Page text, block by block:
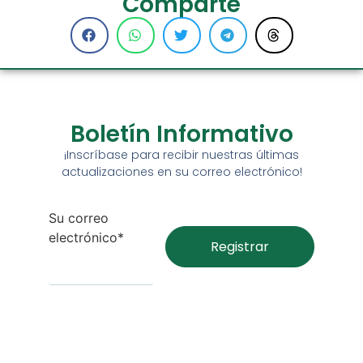
Boletín Informativo
¡Inscríbase para recibir nuestras últimas
actualizaciones en su correo electrónico!
Su correo
electrónico*